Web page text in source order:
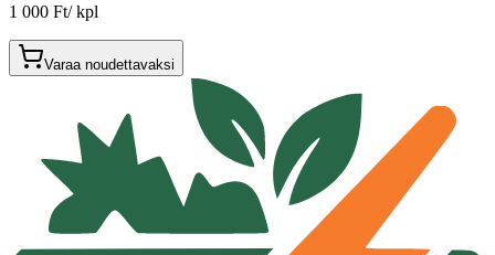
1 000 Ft/kpl
Varaa noudettavaksi